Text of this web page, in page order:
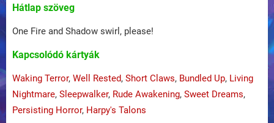
Hátlap szöveg
One Fire and Shadow swirl, please!
Kapcsolódó kártyák
Waking Terror, Well Rested, Short Claws, Bundled Up, Living
Nightmare, Sleepwalker, Rude Awakening, Sweet Dreams,
Persisting Horror, Harpy's Talons